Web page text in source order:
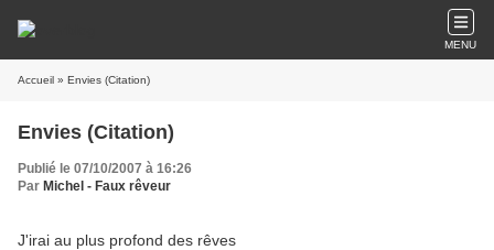
MENU
Accueil » Envies (Citation)
Envies (Citation)
Publié le 07/10/2007 à 16:26
Par Michel - Faux rêveur
J'irai au plus profond des rêves